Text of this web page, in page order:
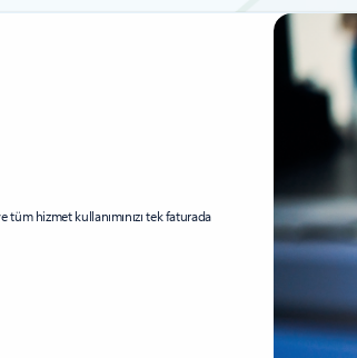
hizmet kullanımınızı tek faturada